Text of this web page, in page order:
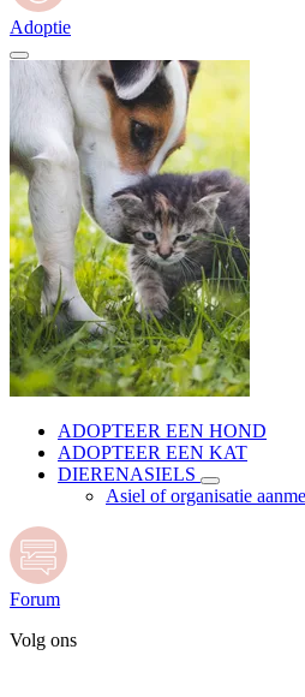
Adoptie
ADOPTEER EEN HOND
ADOPTEER EEN KAT
DIERENASIELS
Asiel of organisatie
Forum
Volg ons